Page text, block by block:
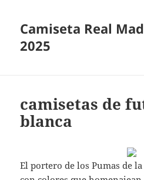
Camiseta Real
2025
camisetas de
blanca
El portero de los Pumas de